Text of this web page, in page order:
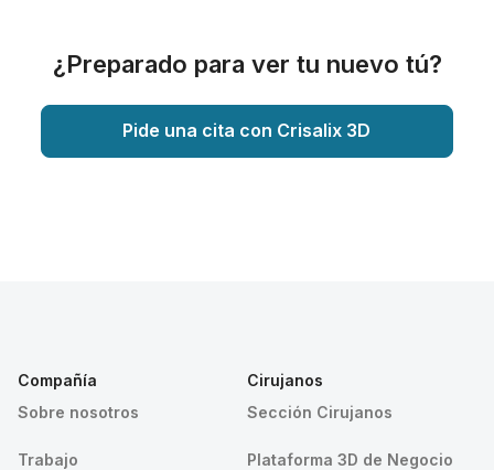
¿Preparado para ver tu nuevo tú?
Pide una cita con Crisalix 3D
Compañía
Sobre nosotros
Trabajo
Cirujanos
Sección Cirujanos
Plataforma 3D de Negocio